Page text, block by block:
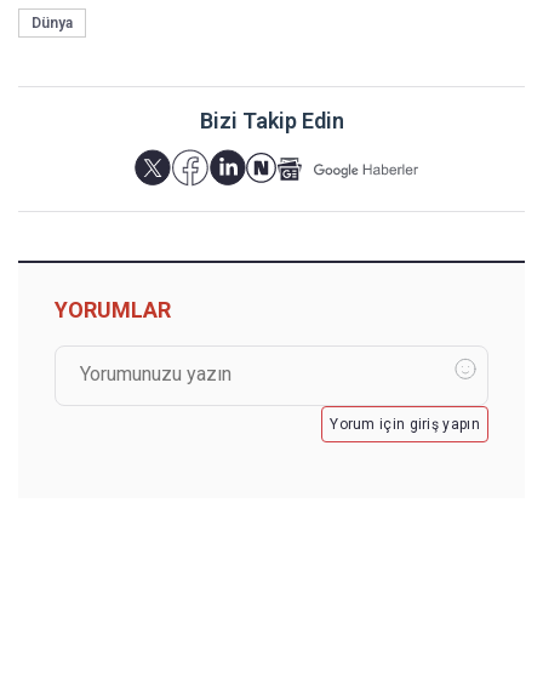
Dünya
Bizi Takip Edin
YORUMLAR
Yorum için giriş yapın